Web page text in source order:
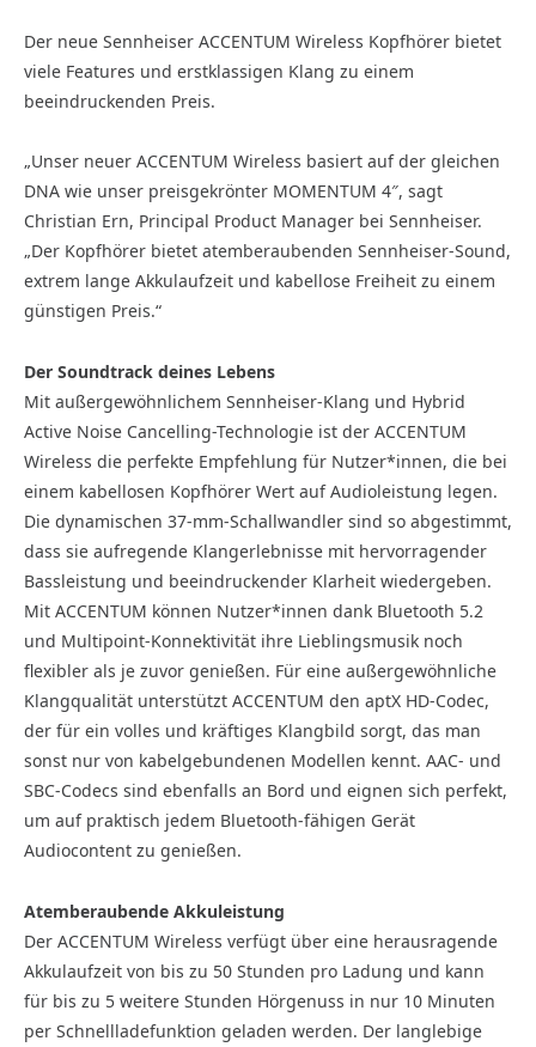
Der neue Sennheiser ACCENTUM Wireless Kopfhörer bietet
viele Features und erstklassigen Klang zu einem
beeindruckenden Preis.
​„Unser neuer ACCENTUM Wireless basiert auf der gleichen
DNA wie unser preisgekrönter MOMENTUM 4″, sagt
Christian Ern, Principal Product Manager bei Sennheiser.
„Der Kopfhörer bietet atemberaubenden Sennheiser-Sound,
extrem lange Akkulaufzeit und kabellose Freiheit zu einem
günstigen Preis.“
Der Soundtrack deines Lebens
Mit außergewöhnlichem Sennheiser-Klang und Hybrid
Active Noise Cancelling-Technologie ist der ACCENTUM
Wireless die perfekte Empfehlung für Nutzer*innen, die bei
einem kabellosen Kopfhörer Wert auf Audioleistung legen.
Die dynamischen 37-mm-Schallwandler sind so abgestimmt,
dass sie aufregende Klangerlebnisse mit hervorragender
Bassleistung und beeindruckender Klarheit wiedergeben.
Mit ACCENTUM können Nutzer*innen dank Bluetooth 5.2
und Multipoint-Konnektivität ihre Lieblingsmusik noch
flexibler als je zuvor genießen. Für eine außergewöhnliche
Klangqualität unterstützt ACCENTUM den aptX HD-Codec,
der für ein volles und kräftiges Klangbild sorgt, das man
sonst nur von kabelgebundenen Modellen kennt. AAC- und
SBC-Codecs sind ebenfalls an Bord und eignen sich perfekt,
um auf praktisch jedem Bluetooth-fähigen Gerät
Audiocontent zu genießen.
Atemberaubende Akkuleistung
Der ACCENTUM Wireless verfügt über eine herausragende
Akkulaufzeit von bis zu 50 Stunden pro Ladung und kann
für bis zu 5 weitere Stunden Hörgenuss in nur 10 Minuten
per Schnellladefunktion geladen werden. Der langlebige